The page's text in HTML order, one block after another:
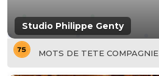
Studio Philippe Genty
MOTS DE TETE COMPAGNIE